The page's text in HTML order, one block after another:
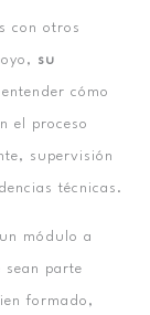
con otros
su
cómo
el proceso
supervisión
técnicas.
módulo a
parte
formado,